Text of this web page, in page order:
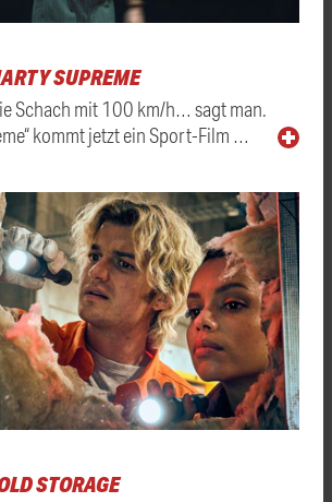
SUPREME
Schach mit 100 km/h… sagt man.
kommt jetzt ein Sport-Film …
STORAGE